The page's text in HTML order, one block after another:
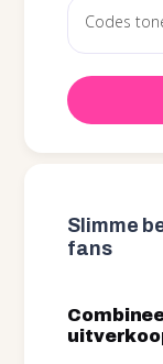
Slimme
fans